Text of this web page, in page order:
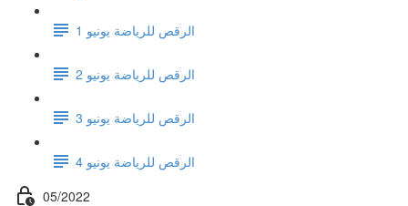
الرقص للرياضة يونيو 1
الرقص للرياضة يونيو 2
الرقص للرياضة يونيو 3
الرقص للرياضة يونيو 4
05/2022